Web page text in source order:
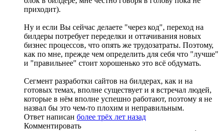
приходит).
Ну и если Вы сейчас делаете "через код", переход на
билдеры потребует переделки и оттачивания новых
бизнес процессов, что опять же трудозатраты. Поэтому,
как по мне, прежде чем определить для себя что "лучше"
и "правильнее" стоит хорошенько это всё обдумать.
Сегмент разработки сайтов на билдерах, как и на
готовых темах, вполне существует и я встречал людей,
которые в нём вполне успешно работают, поэтому я не
назвал бы это чем-то плохим и неправильным.
Ответ написан более трёх лет назад
Комментировать